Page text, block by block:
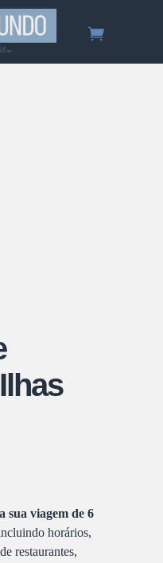
sua viagem de 6
horários,
restaurantes,